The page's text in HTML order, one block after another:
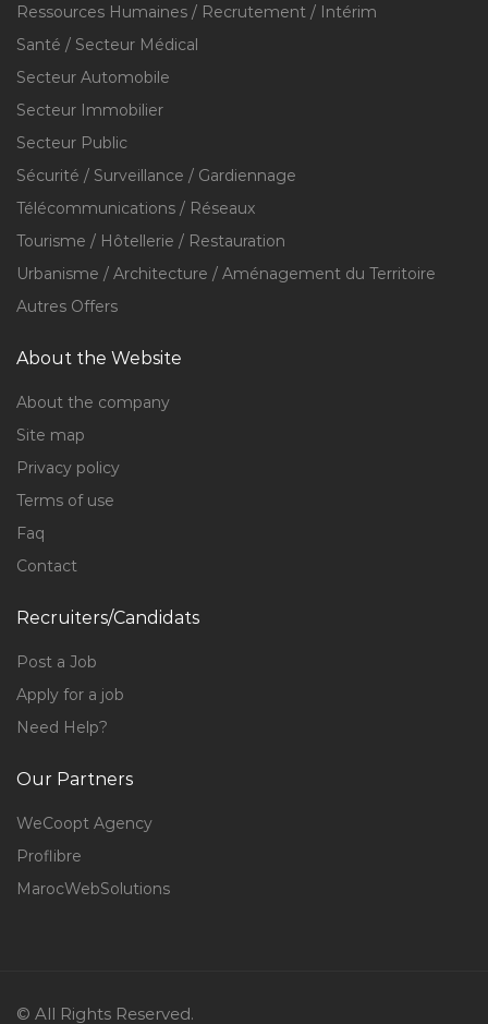
Ressources Humaines / Recrutement / Intérim
Santé / Secteur Médical
Secteur Automobile
Secteur Immobilier
Secteur Public
Sécurité / Surveillance / Gardiennage
Télécommunications / Réseaux
Tourisme / Hôtellerie / Restauration
Urbanisme / Architecture / Aménagement du Territoire
Autres Offers
About the Website
About the company
Site map
Privacy policy
Terms of use
Faq
Contact
Recruiters/Candidats
Post a Job
Apply for a job
Need Help?
Our Partners
WeCoopt Agency
Proflibre
MarocWebSolutions
© All Rights Reserved.